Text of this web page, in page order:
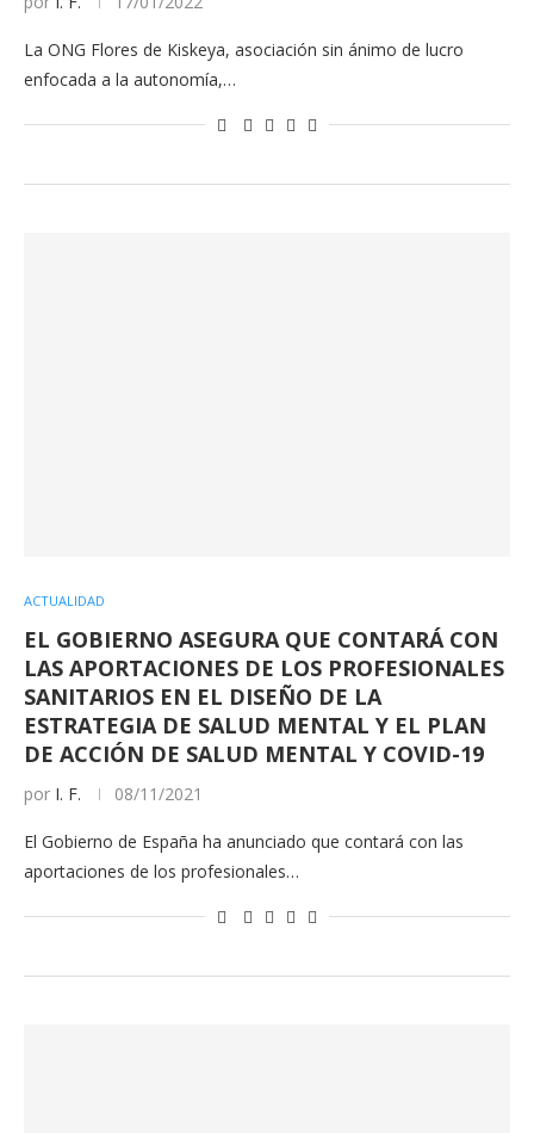
La ONG Flores de Kiskeya, asociación sin ánimo de lucro
enfocada a la autonomía,…
ACTUALIDAD
EL GOBIERNO ASEGURA QUE CONTARÁ CON
LAS APORTACIONES DE LOS PROFESIONALES
SANITARIOS EN EL DISEÑO DE LA
ESTRATEGIA DE SALUD MENTAL Y EL PLAN
DE ACCIÓN DE SALUD MENTAL Y COVID-19
por I. F. 08/11/2021
El Gobierno de España ha anunciado que contará con las
aportaciones de los profesionales…